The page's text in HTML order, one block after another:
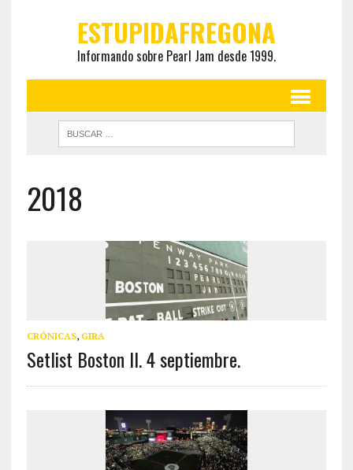
ESTUPIDAFREGONA
Informando sobre Pearl Jam desde 1999.
2018
CRÓNICAS, GIRA
Setlist Boston II. 4 septiembre.